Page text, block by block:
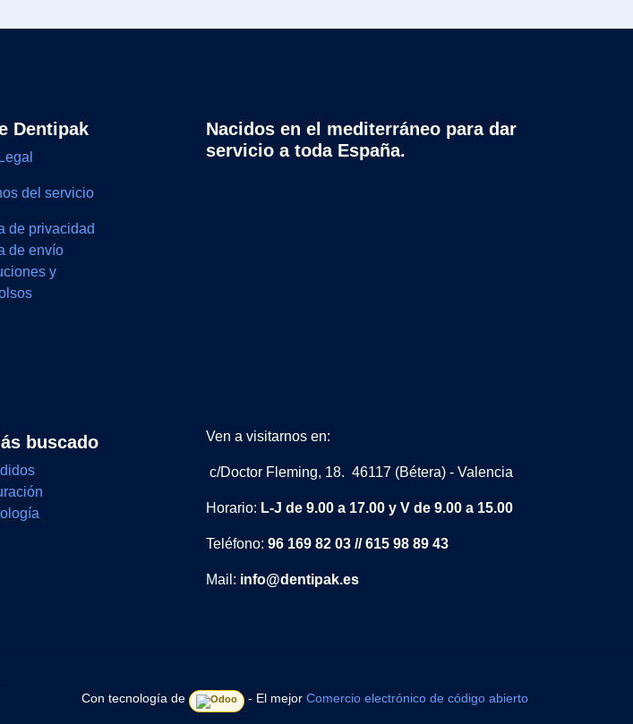
buscado
Dentipak
del servicio
de privacidad
de envío
y
Nacidos en el mediterráneo para dar
servicio a toda España.
Ven a visitarnos en:
c/Doctor Fleming, 18. 46117 (Bétera) - Valencia
Horario: L-J de 9.00 a 17.00 y V de 9.00 a 15.00
Teléfono: 96 169 82 03 // 615 98 89 43
Mail: info@dentipak.es
Con tecnología de - El mejor Comercio electrónico de código abierto